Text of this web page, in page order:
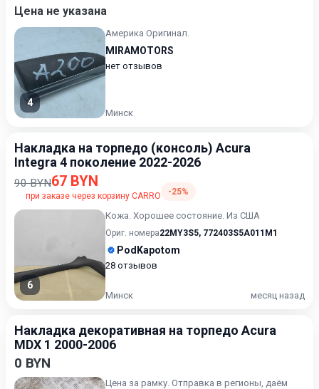
Цена не указана
4
Америка Оригинал.
MIRAMOTORS
нет отзывов
Минск
Накладка на торпедо (консоль) Acura
Integra 4 поколение 2022-2026
90 BYN67 BYN
при заказе через корзину CARRO -25%
6
Кожа. Хорошее состояние. Из США
Ориг. номера22MY3S5, 772403S5A011M1
PodKapotom
28 отзывов
Минск месяц назад
Накладка декоративная на торпедо Acura
MDX 1 2000-2006
0 BYN
Цена за рамку. Отправка в регионы, даём